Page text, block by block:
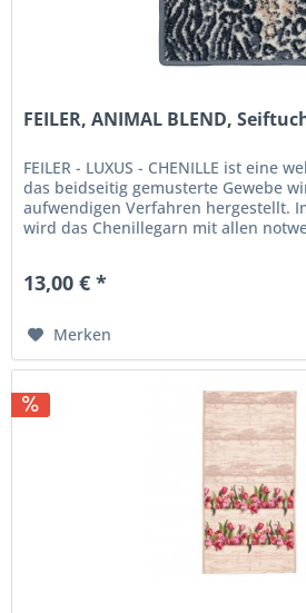
FEILER, ANIMAL BLEND,
FEILER - LUXUS - CHENILLE ist eine
das beidseitig gemusterte Gewebe
aufwendigen Verfahren hergestellt.
wird das Chenillegarn mit allen
13,00 € *
Merken